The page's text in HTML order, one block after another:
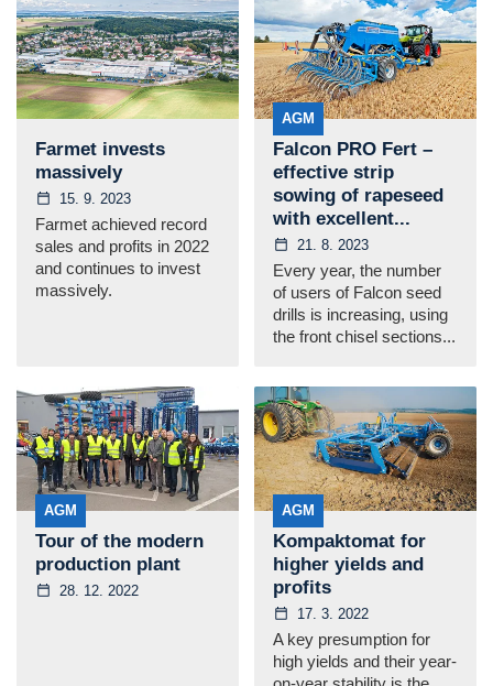
Farmet invests
massively
15. 9. 2023
Farmet achieved record
sales and profits in 2022
and continues to invest
massively.
AGM
Falcon PRO Fert –
effective strip
sowing of rapeseed
with excellent...
21. 8. 2023
Every year, the number
of users of Falcon seed
drills is increasing, using
the front chisel sections...
AGM
Tour of the modern
production plant
28. 12. 2022
AGM
Kompaktomat for
higher yields and
profits
17. 3. 2022
A key presumption for
high yields and their year-